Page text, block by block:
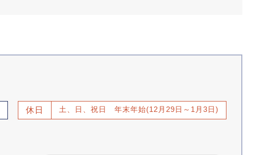
休日 土、日、祝日 年末年始(12月29日～1月3日)